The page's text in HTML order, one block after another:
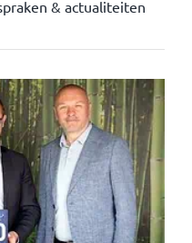
& actualiteiten